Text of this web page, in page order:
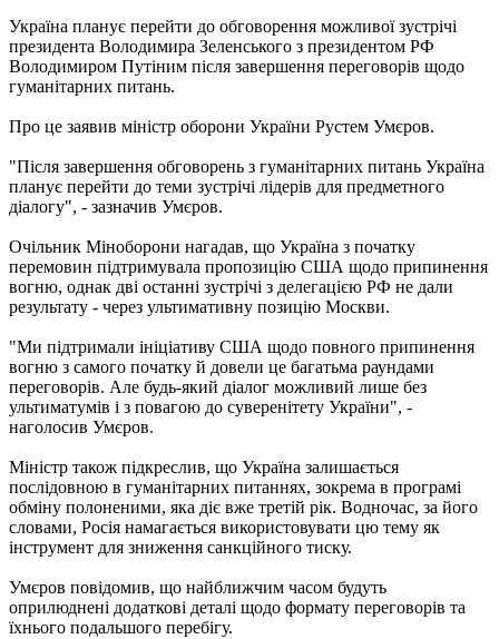
Україна планує перейти до обговорення можливої зустрічі
президента Володимира Зеленського з президентом РФ
Володимиром Путіним після завершення переговорів щодо
гуманітарних питань.
Про це заявив міністр оборони України Рустем Умєров.
"Після завершення обговорень з гуманітарних питань Україна
планує перейти до теми зустрічі лідерів для предметного
діалогу", - зазначив Умєров.
Очільник Міноборони нагадав, що Україна з початку
перемовин підтримувала пропозицію США щодо припинення
вогню, однак дві останні зустрічі з делегацією РФ не дали
результату - через ультимативну позицію Москви.
"Ми підтримали ініціативу США щодо повного припинення
вогню з самого початку й довели це багатьма раундами
переговорів. Але будь-який діалог можливий лише без
ультиматумів і з повагою до суверенітету України", -
наголосив Умєров.
Міністр також підкреслив, що Україна залишається
послідовною в гуманітарних питаннях, зокрема в програмі
обміну полоненими, яка діє вже третій рік. Водночас, за його
словами, Росія намагається використовувати цю тему як
інструмент для зниження санкційного тиску.
Умєров повідомив, що найближчим часом будуть
оприлюднені додаткові деталі щодо формату переговорів та
їхнього подальшого перебігу.